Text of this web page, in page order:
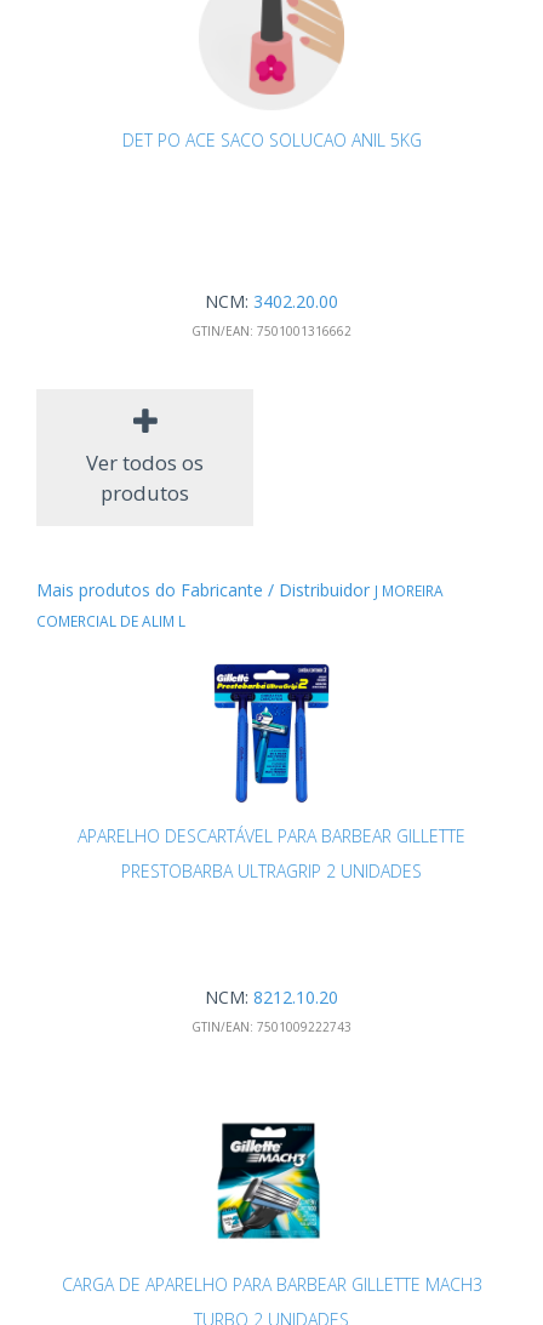
DET PO ACE SACO SOLUCAO ANIL 5KG
NCM: 3402.20.00
GTIN/EAN: 7501001316662
Ver todos os
produtos
Mais produtos do Fabricante / Distribuidor J MOREIRA
COMERCIAL DE ALIM L
APARELHO DESCARTÁVEL PARA BARBEAR GILLETTE
PRESTOBARBA ULTRAGRIP 2 UNIDADES
NCM: 8212.10.20
GTIN/EAN: 7501009222743
CARGA DE APARELHO PARA BARBEAR GILLETTE MACH3
TURBO 2 UNIDADES